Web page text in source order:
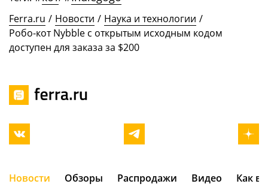
Ferra.ru / Новости / Наука и технологии /
Робо-кот Nybble с открытым исходным кодом
доступен для заказа за $200
Новости Обзоры Распродажи Видео Как